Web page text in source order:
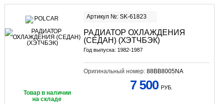
Артикул №: SK-61823
РАДИАТОР ОХЛАЖДЕНИЯ
(СЕДАН) (ХЭТЧБЭК)
Год выпуска: 1982-1987
Оригинальный номер: 88BB8005NA
Товар в наличии
на складе
7 500 РУБ.